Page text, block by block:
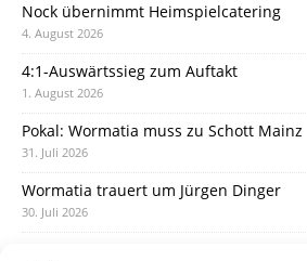
Nock übernimmt Heimspielcatering
4. August 2026
4:1-Auswärtssieg zum Auftakt
1. August 2026
Pokal: Wormatia muss zu Schott Mainz
31. Juli 2026
Wormatia trauert um Jürgen Dinger
30. Juli 2026